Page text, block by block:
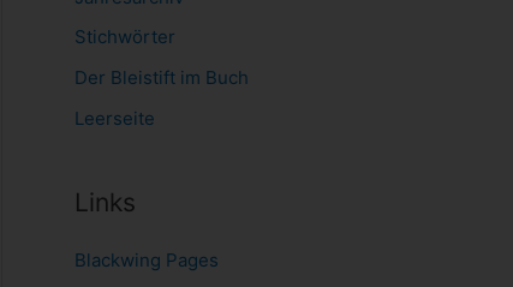
Stichwörter
Der Bleistift im Buch
Leerseite
Links
Blackwing Pages